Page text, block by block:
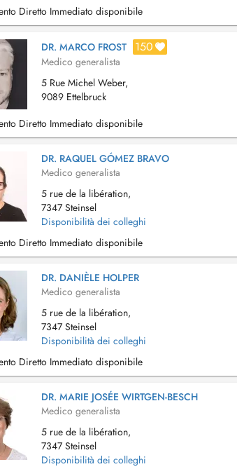
Diretto Immediato disponibile
DR. MARCO FROST 150
Medico generalista
5 Rue Michel Weber,
9089 Ettelbruck
Diretto Immediato disponibile
DR. RAQUEL GÓMEZ BRAVO
Medico generalista
5 rue de la libération,
7347 Steinsel
Disponibilità dei colleghi
Diretto Immediato disponibile
DR. DANIÈLE HOLPER
Medico generalista
5 rue de la libération,
7347 Steinsel
Disponibilità dei colleghi
Diretto Immediato disponibile
DR. MARIE JOSÉE WIRTGEN-BESCH
Medico generalista
5 rue de la libération,
7347 Steinsel
Disponibilità dei colleghi